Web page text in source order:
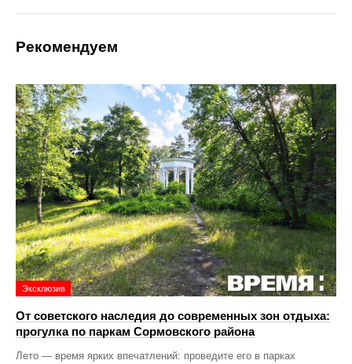
Рекомендуем
Эксклюзив
От советского наследия до современных зон отдыха:
прогулка по паркам Сормовского района
Лето — время ярких впечатлений: проведите его в парках